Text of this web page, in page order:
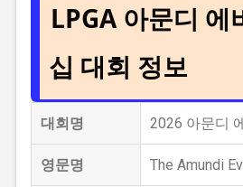
LPGA 아문디 에
십 대회 정보
대회명 2026 아문디
영문명 The Amundi